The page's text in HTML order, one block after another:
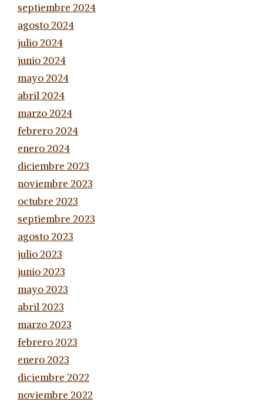
septiembre 2024
agosto 2024
julio 2024
junio 2024
mayo 2024
abril 2024
marzo 2024
febrero 2024
enero 2024
diciembre 2023
noviembre 2023
octubre 2023
septiembre 2023
agosto 2023
julio 2023
junio 2023
mayo 2023
abril 2023
marzo 2023
febrero 2023
enero 2023
diciembre 2022
noviembre 2022